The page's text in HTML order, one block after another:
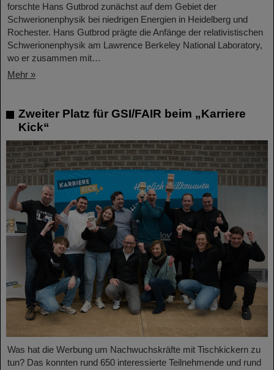
forschte Hans Gutbrod zunächst auf dem Gebiet der
Schwerionenphysik bei niedrigen Energien in Heidelberg und
Rochester. Hans Gutbrod prägte die Anfänge der relativistischen
Schwerionenphysik am Lawrence Berkeley National Laboratory,
wo er zusammen mit…
Mehr »
Zweiter Platz für GSI/FAIR beim „Karriere
Kick“
Was hat die Werbung um Nachwuchskräfte mit Tischkickern zu
tun? Das konnten rund 650 interessierte Teilnehmende und rund